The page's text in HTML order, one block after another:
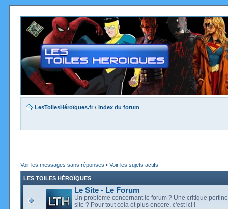
LesToilesHéroïques.fr ‹ Index du forum
Voir les messages sans réponses • Voir les sujets actifs
LES TOILES HÉROÏQUES
Le Site - Le Forum
Un problème concernant le forum ? Une critique
site ? Pour tout cela et plus encore, c'est ici !